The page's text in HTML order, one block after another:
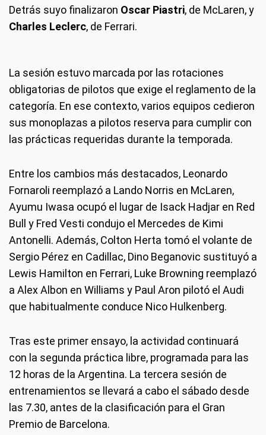
Detrás suyo finalizaron Oscar Piastri, de McLaren, y
Charles Leclerc, de Ferrari.
La sesión estuvo marcada por las rotaciones
obligatorias de pilotos que exige el reglamento de la
categoría. En ese contexto, varios equipos cedieron
sus monoplazas a pilotos reserva para cumplir con
las prácticas requeridas durante la temporada.
Entre los cambios más destacados, Leonardo
Fornaroli reemplazó a Lando Norris en McLaren,
Ayumu Iwasa ocupó el lugar de Isack Hadjar en Red
Bull y Fred Vesti condujo el Mercedes de Kimi
Antonelli. Además, Colton Herta tomó el volante de
Sergio Pérez en Cadillac, Dino Beganovic sustituyó a
Lewis Hamilton en Ferrari, Luke Browning reemplazó
a Alex Albon en Williams y Paul Aron pilotó el Audi
que habitualmente conduce Nico Hulkenberg.
Tras este primer ensayo, la actividad continuará
con la segunda práctica libre, programada para las
12 horas de la Argentina. La tercera sesión de
entrenamientos se llevará a cabo el sábado desde
las 7.30, antes de la clasificación para el Gran
Premio de Barcelona.